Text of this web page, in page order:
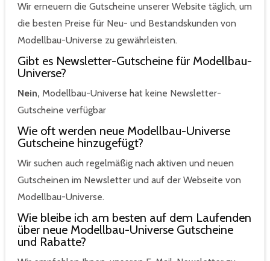
Wir erneuern die Gutscheine unserer Website täglich, um
die besten Preise für Neu- und Bestandskunden von
Modellbau-Universe zu gewährleisten.
Gibt es Newsletter-Gutscheine für Modellbau-
Universe?
Nein, Modellbau-Universe hat keine Newsletter-
Gutscheine verfügbar
Wie oft werden neue Modellbau-Universe
Gutscheine hinzugefügt?
Wir suchen auch regelmäßig nach aktiven und neuen
Gutscheinen im Newsletter und auf der Webseite von
Modellbau-Universe.
Wie bleibe ich am besten auf dem Laufenden
über neue Modellbau-Universe Gutscheine
und Rabatte?